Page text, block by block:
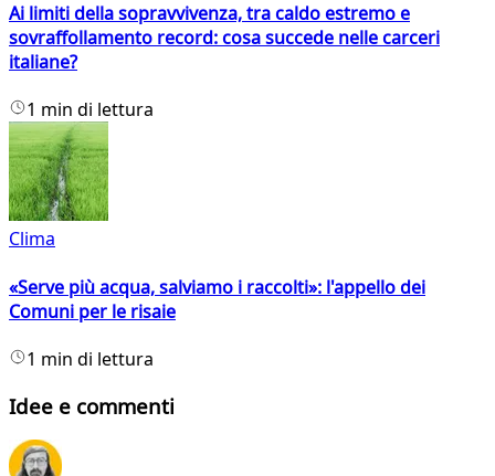
Ai limiti della sopravvivenza, tra caldo estremo e
sovraffollamento record: cosa succede nelle carceri
italiane?
1 min di lettura
Clima
«Serve più acqua, salviamo i raccolti»: l'appello dei
Comuni per le risaie
1 min di lettura
Idee e commenti